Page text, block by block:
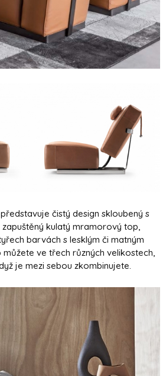
představuje čistý design skloubený s
kulatý mramorový top,
barvách s lesklým či matným
ve třech různých velikostech,
je mezi sebou zkombinujete.